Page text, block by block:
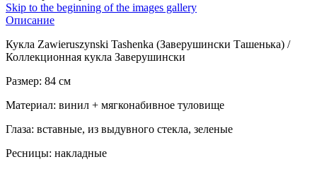
Skip to the beginning of the images gallery
Описание
Кукла Zawieruszynski Tashenka (Заверушински Ташенька) /
Коллекционная кукла Заверушински
Размер: 84 см
Материал: винил + мягконабивное туловище
Глаза: вставные, из выдувного стекла, зеленые
Ресницы: накладные